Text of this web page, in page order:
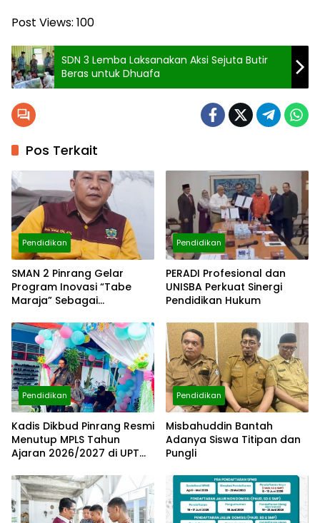
Post Views: 100
SDN 3 Lemba Laksanakan Aksi Sejuta Butir
Beras untuk Dhuafa
Pos Terkait
Pendidikan
SMAN 2 Pinrang Gelar
Program Inovasi “Tabe
Maraja” Sebagai
2026/2027
Pendidikan
PERADI Profesional dan
UNISBA Perkuat Sinergi
Pendidikan Hukum
Pendidikan
Kadis Dikbud Pinrang Resmi
Menutup MPLS Tahun
Ajaran 2026/2027 di UPT
Pendidikan
Misbahuddin Bantah
Adanya Siswa Titipan dan
Pungli